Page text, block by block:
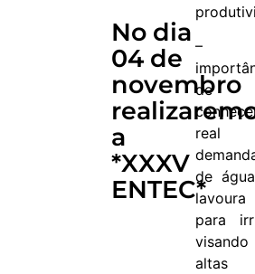
No dia
04 de
novembro
a
*XXXV
ENTEC*
–
de
real
de
lavoura
para
visando
altas